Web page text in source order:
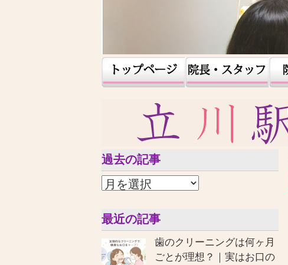
過去の記事
最近の記事
歯のクリーニングは何ヶ月
ごとが理想？｜実はお口の